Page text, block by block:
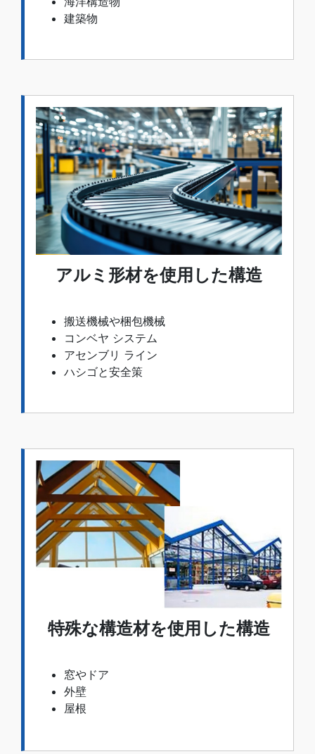
建築物
アルミ形材を使用した構造
搬送機械や梱包機械
コンベヤ システム
アセンブリ ライン
ハシゴと安全策
特殊な構造材を使用した構造
窓やドア
外壁
屋根